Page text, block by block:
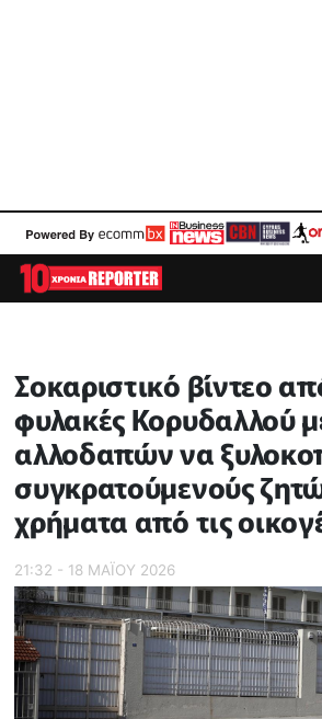
Σοκαριστικό βίντεο
φυλακές Κορυδαλλού
αλλοδαπών να
συγκρατούμενούς
χρήματα από τις
21:32 - 18 ΜΑΪ́ΟΥ 2026